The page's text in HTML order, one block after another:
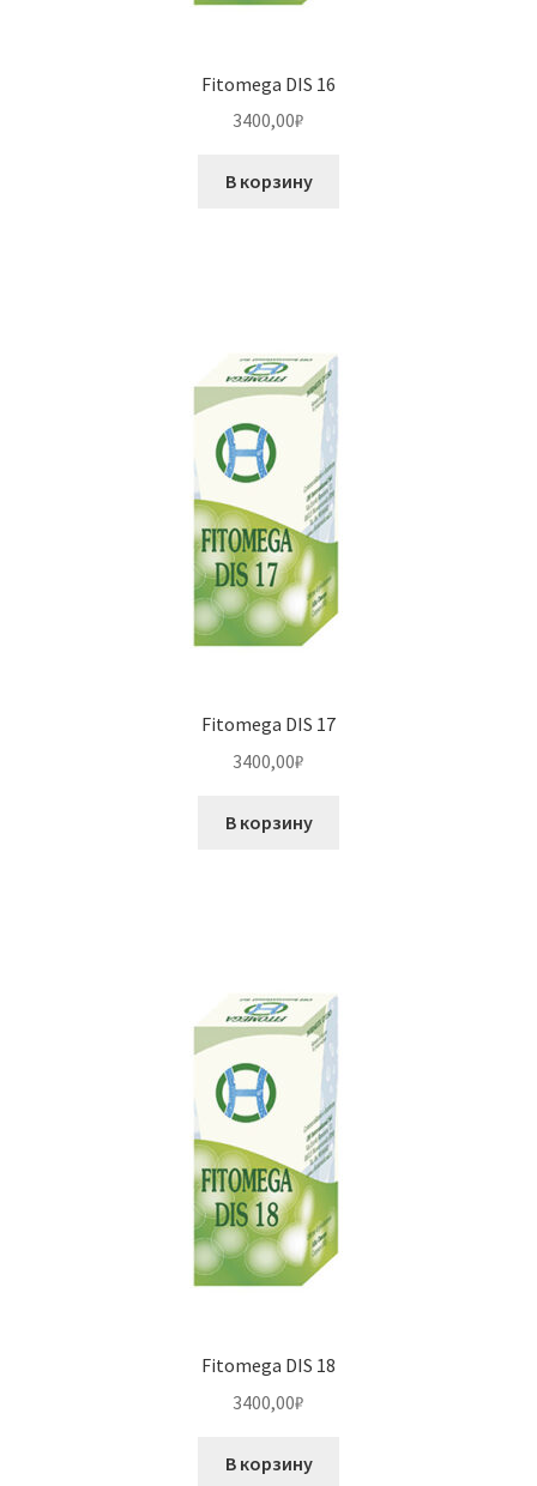
Fitomega DIS 16
3400,00₽
В корзину
Fitomega DIS 17
3400,00₽
В корзину
Fitomega DIS 18
3400,00₽
В корзину